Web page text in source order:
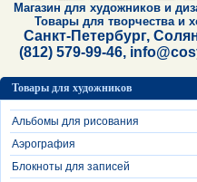
Магазин для художников и
Товары для творчества и
Санкт-Петербург,
(812) 579-99-46,
Товары для художников
Альбомы для рисования
Аэрография
Блокноты для записей